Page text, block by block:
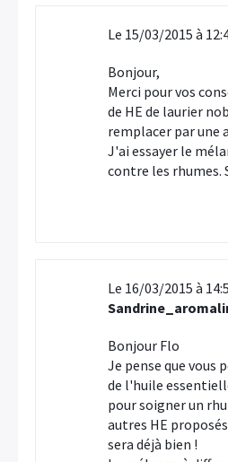
Le 15/03/2015 à
Bonjour,
Merci pour vos
de HE de laurier
remplacer par une
J'ai essayer le
contre les rhumes.
Le 16/03/2015 à
Bonjour Flo
Je pense que vous
de l'huile
pour soigner un
autres HE
sera déjà bien !